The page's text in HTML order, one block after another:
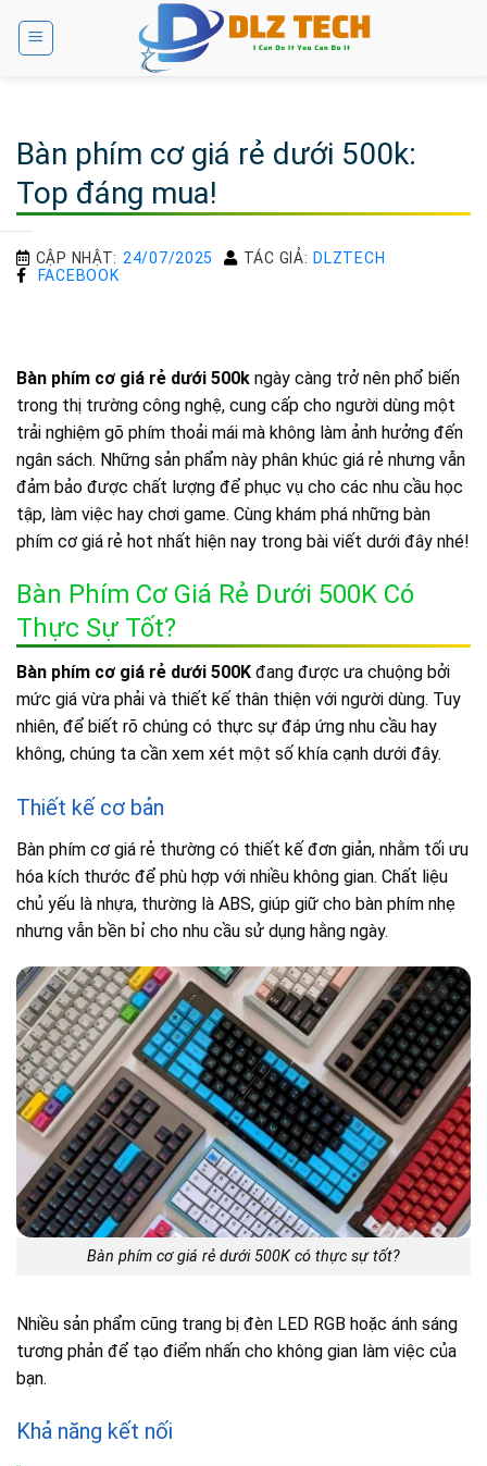
Bàn phím cơ giá rẻ dưới 500k:
Top đáng mua!
CẬP NHẬT: 24/07/2025 TÁC GIẢ: DLZTECH
FACEBOOK
Bàn phím cơ giá rẻ dưới 500k ngày càng trở nên phổ biến
trong thị trường công nghệ, cung cấp cho người dùng một
trải nghiệm gõ phím thoải mái mà không làm ảnh hưởng đến
ngân sách. Những sản phẩm này phân khúc giá rẻ nhưng vẫn
đảm bảo được chất lượng để phục vụ cho các nhu cầu học
tập, làm việc hay chơi game. Cùng khám phá những bàn
phím cơ giá rẻ hot nhất hiện nay trong bài viết dưới đây nhé!
Bàn Phím Cơ Giá Rẻ Dưới 500K Có
Thực Sự Tốt?
Bàn phím cơ giá rẻ dưới 500K đang được ưa chuộng bởi
mức giá vừa phải và thiết kế thân thiện với người dùng. Tuy
nhiên, để biết rõ chúng có thực sự đáp ứng nhu cầu hay
không, chúng ta cần xem xét một số khía cạnh dưới đây.
Thiết kế cơ bản
Bàn phím cơ giá rẻ thường có thiết kế đơn giản, nhằm tối ưu
hóa kích thước để phù hợp với nhiều không gian. Chất liệu
chủ yếu là nhựa, thường là ABS, giúp giữ cho bàn phím nhẹ
nhưng vẫn bền bỉ cho nhu cầu sử dụng hằng ngày.
Bàn phím cơ giá rẻ dưới 500K có thực sự tốt?
Nhiều sản phẩm cũng trang bị đèn LED RGB hoặc ánh sáng
tương phản để tạo điểm nhấn cho không gian làm việc của
bạn.
Khả năng kết nối